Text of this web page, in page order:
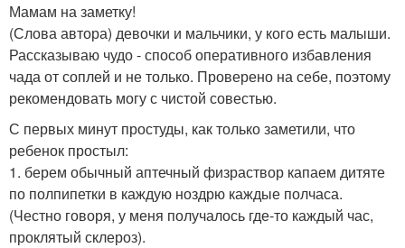
Мамам на заметку!
(Слова автора) девочки и мальчики, у кого есть малыши.
Рассказываю чудо - способ оперативного избавления
чада от соплей и не только. Проверено на себе, поэтому
рекомендовать могу с чистой совестью.
С первых минут простуды, как только заметили, что
ребенок простыл:
1. берем обычный аптечный физраствор капаем дитяте
по полпипетки в каждую ноздрю каждые полчаса.
(Честно говоря, у меня получалось где-то каждый час,
проклятый склероз).